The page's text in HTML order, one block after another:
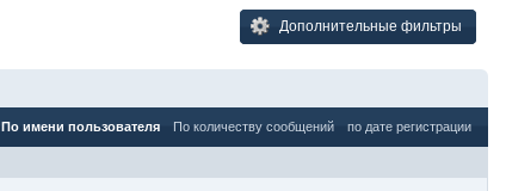
Дополнительные фильтры
По имени пользователя По количеству сообщений по дате регистрации